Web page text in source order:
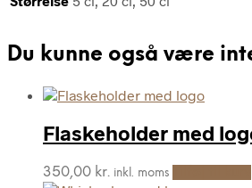
Du kunne også være
Flaskeholder med
350,00 kr. inkl. moms